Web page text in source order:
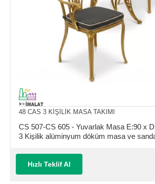
48 CAS 3 KİŞİLİK MASA TAKIMI
CS 507-CS 605 - Yuvarlak Masa E:90 x
3 Kişilik alüminyum döküm masa ve
Hızlı Teklif Al